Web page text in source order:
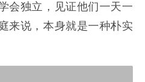
会独立，见证他们一天一
来说，本身就是一种朴实